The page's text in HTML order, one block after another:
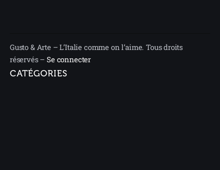
Gusto & Arte – L’Italie comme on l’aime. Tous droits
réservés –Se connecter
CATÉGORIES